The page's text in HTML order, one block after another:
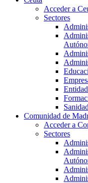
Acceder a
Sectores
Sanidad
Comunidad de
Acceder a
Sectores